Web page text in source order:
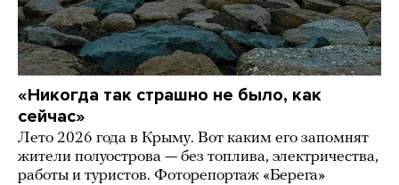
«Никогда так страшно не было, как
сейчас»
Лето 2026 года в Крыму. Вот каким его запомнят
жители полуострова — без топлива, электричества,
работы и туристов. Фоторепортаж «Берега»